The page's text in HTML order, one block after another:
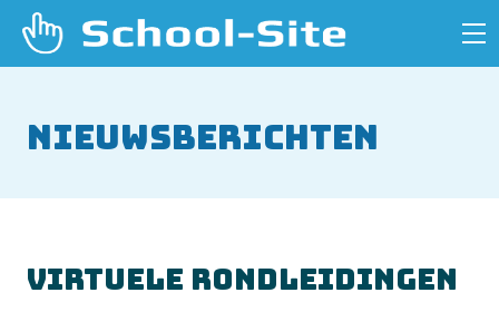
Nieuwsberichten
Virtuele rondleidingen